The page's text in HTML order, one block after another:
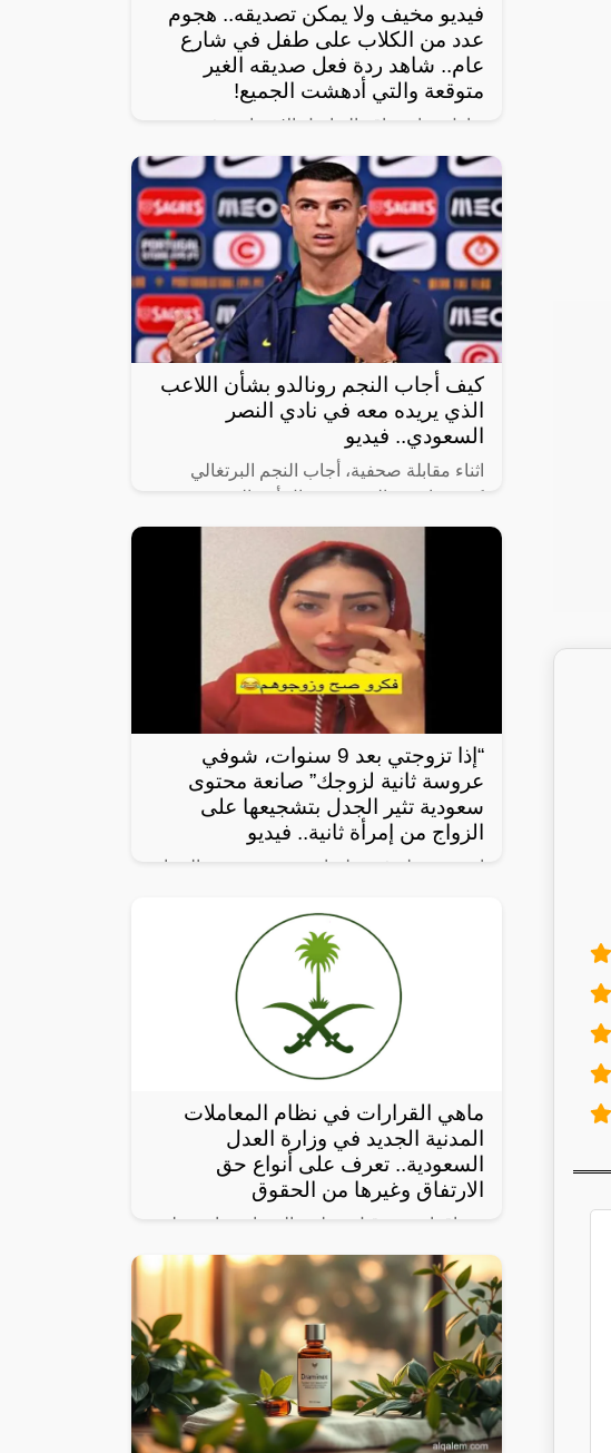
فيديو مخيف ولا يمكن تصديقه.. هجوم
عدد من الكلاب على طفل في شارع
عام.. شاهد ردة فعل صديقه الغير
متوقعة والتي أدهشت الجميع!
تداول رواد مواقع التواصل الاجتماعي فيديو
مروع يظهر هجوم عدد من الكلاب على طفل
أثناء سيره في شارع عام برفقة صديقه.
كيف أجاب النجم رونالدو بشأن اللاعب
الذي يريده معه في نادي النصر
السعودي.. فيديو
اثناء مقابلة صحفية، أجاب النجم البرتغالي
كريستيانو رونالدو عن سؤال أحد الصحفيين
حول اللاعب الذي يرغب في رؤيته في صفوف
النصر، فأجاب رونالدو ضاحكًا “أختارك أنت،
“إذا تزوجتي بعد 9 سنوات، شوفي
عروسة ثانية لزوجك” صانعة محتوى
سعودية تثير الجدل بتشجيعها على
الزواج من إمرأة ثانية.. فيديو
انتشر مقطع فيديو لصانعة محتوى تنصح النساء
سنوات، شوفي عروسة ثانية
ماهي القرارات في نظام المعاملات
المدنية الجديد في وزارة العدل
السعودية.. تعرف على أنواع حق
الارتفاق وغيرها من الحقوق
بعد إقراره من قبل مجلس الوزراء برئاسة ولي
العهد، نشرت صحيفة “أم القرى” تفاصيل نظام
المعاملات المدنية الجديد في المملكة العربية
السعودية، والذي سيتم تطبيقه بعد